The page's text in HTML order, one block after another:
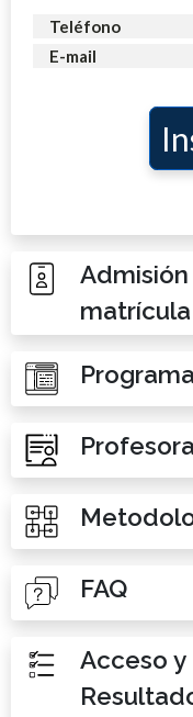
Teléfono
E-mail
Admisión
matrícula
Programa
FAQ
Acceso y